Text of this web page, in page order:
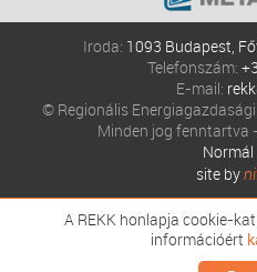
Iroda: 1093 Budapest,
Telefonszám:
E-mail:
© Regionális
Minden jog fenntartva -
Normál
site by
A REKK honlapja cookie-
információért